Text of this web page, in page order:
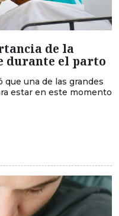
de la
durante el parto
una de las grandes
estar en este momento